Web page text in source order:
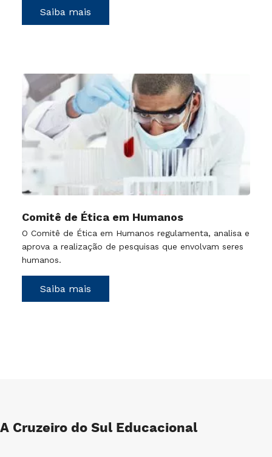
Saiba mais
Comitê de Ética em Humanos
O Comitê de Ética em Humanos regulamenta, analisa e
aprova a realização de pesquisas que envolvam seres
humanos.
Saiba mais
A Cruzeiro do Sul Educacional